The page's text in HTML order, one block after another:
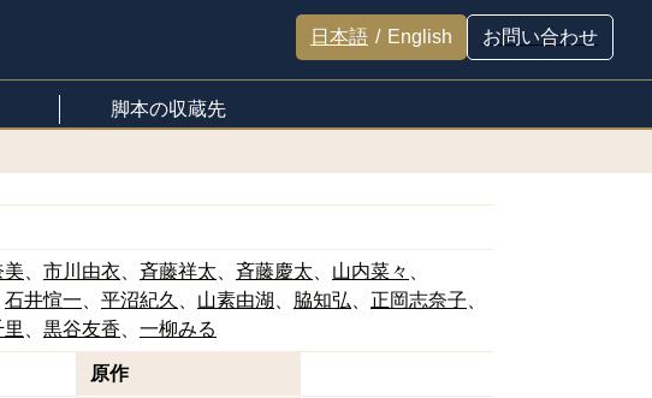
日本語 / English お問い合わせ
脚本の収蔵先
美 市川由衣 斉藤祥太 斉藤慶太
山内菜々
石井愃一 平沼紀久 山素由湖 脇知弘
正岡志奈子
黒谷友香 一柳みる
原作